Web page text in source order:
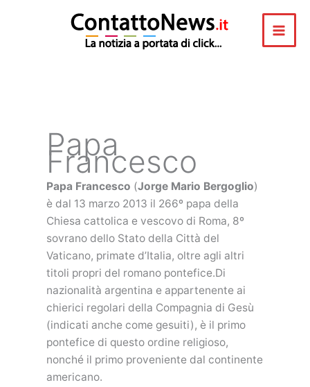
Papa
Francesco
Papa Francesco (Jorge Mario Bergoglio)
è dal 13 marzo 2013 il 266º papa della
Chiesa cattolica e vescovo di Roma, 8º
sovrano dello Stato della Città del
Vaticano, primate d’Italia, oltre agli altri
titoli propri del romano pontefice.Di
nazionalità argentina e appartenente ai
chierici regolari della Compagnia di Gesù
(indicati anche come gesuiti), è il primo
pontefice di questo ordine religioso,
nonché il primo proveniente dal continente
americano.